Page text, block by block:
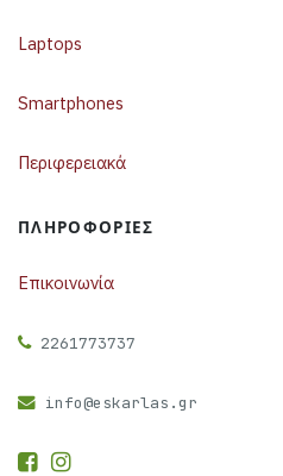
Laptops
Smartphones
Περιφερειακά
ΠΛΗΡΟΦΟΡΊΕΣ
Επικοινωνία
2261773737
info@eskarlas.gr